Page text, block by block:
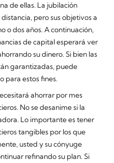
de ellas. La jubilación
pero sus objetivos a
o dos años. A continuación,
de capital esperará ver
su dinero. Si bien las
garantizadas, puede
para estos fines.
ahorrar por mes
No se desanime si la
Lo importante es tener
tangibles por los que
usted y su cónyuge
refinando su plan. Si